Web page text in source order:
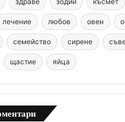
r
e
s
t
b
e
g
r
m
лечение любов овен
семейство сирене
щастие яйца